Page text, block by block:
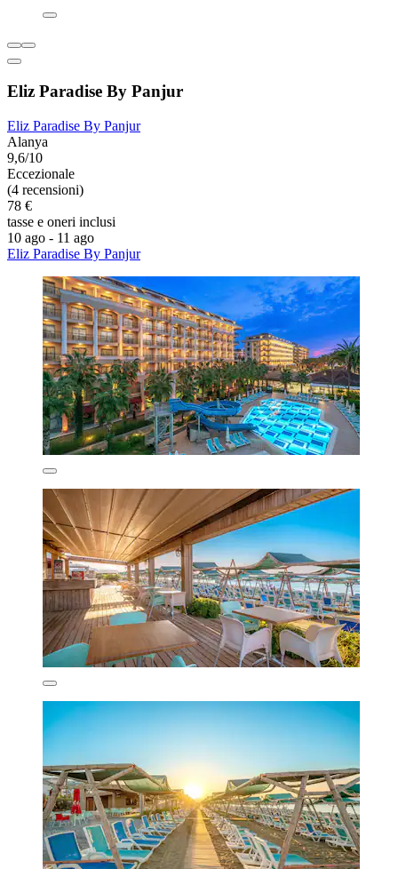
Eliz Paradise By Panjur
Eliz Paradise By Panjur
Alanya
9,6/10
Eccezionale
(4 recensioni)
78 €
tasse e oneri inclusi
10 ago - 11 ago
Eliz Paradise By Panjur